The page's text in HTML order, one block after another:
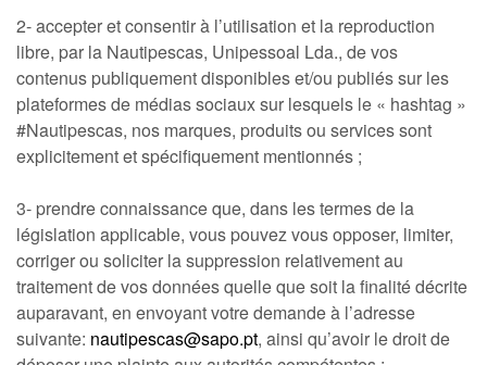
2- accepter et consentir à l’utilisation et la reproduction
libre, par la Nautipescas, Unipessoal Lda., de vos
contenus publiquement disponibles et/ou publiés sur les
plateformes de médias sociaux sur lesquels le « hashtag »
#Nautipescas, nos marques, produits ou services sont
explicitement et spécifiquement mentionnés ;
3- prendre connaissance que, dans les termes de la
législation applicable, vous pouvez vous opposer, limiter,
corriger ou soliciter la suppression relativement au
traitement de vos données quelle que soit la finalité décrite
auparavant, en envoyant votre demande à l’adresse
suivante: nautipescas@sapo.pt, ainsi qu’avoir le droit de